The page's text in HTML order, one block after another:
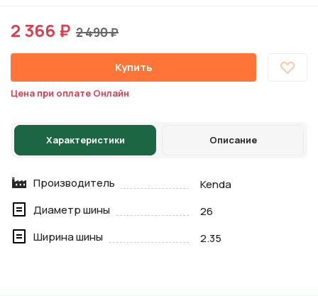
2 366 ₽ 2 490 ₽
Купить
Цена при оплате Онлайн
Характеристики Описание
Производитель
Kenda
Диаметр шины
26
Ширина шины
2.35